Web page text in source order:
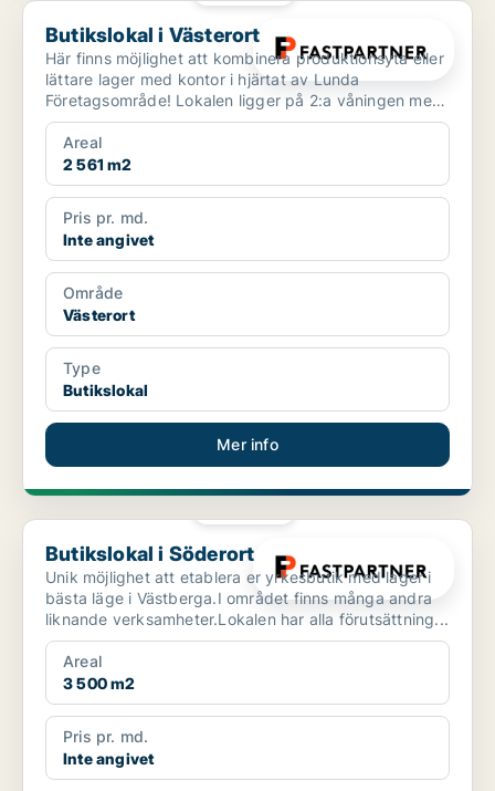
Butikslokal i Västerort
Butikslokal i Västerort
Här finns möjlighet att kombinera produktionsyta eller
lättare lager med kontor i hjärtat av Lunda
Företagsområde! Lokalen ligger på 2:a våningen med
access ...
Areal
2 561 m2
Pris pr. md.
Inte angivet
Område
Västerort
Type
Butikslokal
Mer info
Butikslokal i Söderort
Butikslokal i Söderort
Unik möjlighet att etablera er yrkesbutik med lager i
bästa läge i Västberga.I området finns många andra
liknande verksamheter.Lokalen har alla förutsättning...
Areal
3 500 m2
Pris pr. md.
Inte angivet